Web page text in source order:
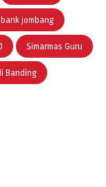
jombang
Simarmas Guru
Banding